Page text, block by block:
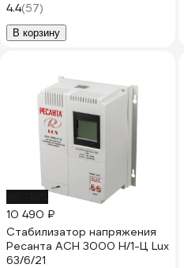
4.4(57)
В корзину
10 490 ₽
Стабилизатор напряжения
Ресанта АСН 3000 Н/1-Ц Lux
63/6/21